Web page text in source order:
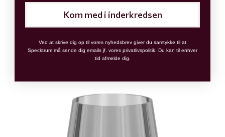
Kom med i inderkredsen
Ved at skrive dig op til vores nyhedsbrev giver du samtykke til at
Specktrum må sende dig emails jf. vores privatlivspolitik. Du kan til enhver
tid afmelde dig.